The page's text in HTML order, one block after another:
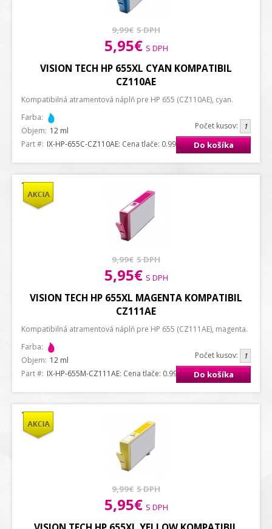
9,99€ S DPH
5,95€ S DPH
Počet kusov:
Do košíka
VISION TECH HP 655XL CYAN KOMPATIBIL
CZ110AE
Kompatibilná atramentová náplň pre HP 655 (CZ110AE), cyan.
Farba:
Objem: 12 ml
Part #: IX-HP-655C-CZ110AE: Cena tlače: 0.99 ct. / strana A4
9,99€ S DPH
5,95€ S DPH
Počet kusov:
Do košíka
VISION TECH HP 655XL MAGENTA KOMPATIBIL
CZ111AE
Kompatibilná atramentová náplň pre HP 655 (CZ111AE), magenta.
Farba:
Objem: 12 ml
Part #: IX-HP-655M-CZ111AE: Cena tlače: 0.99 ct. / strana A4
9,99€ S DPH
5,95€ S DPH